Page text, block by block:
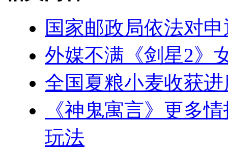
国家邮政局依法对
外媒不满《剑星2》
全国夏粮小麦收获
《神鬼寓言》更多
玩法